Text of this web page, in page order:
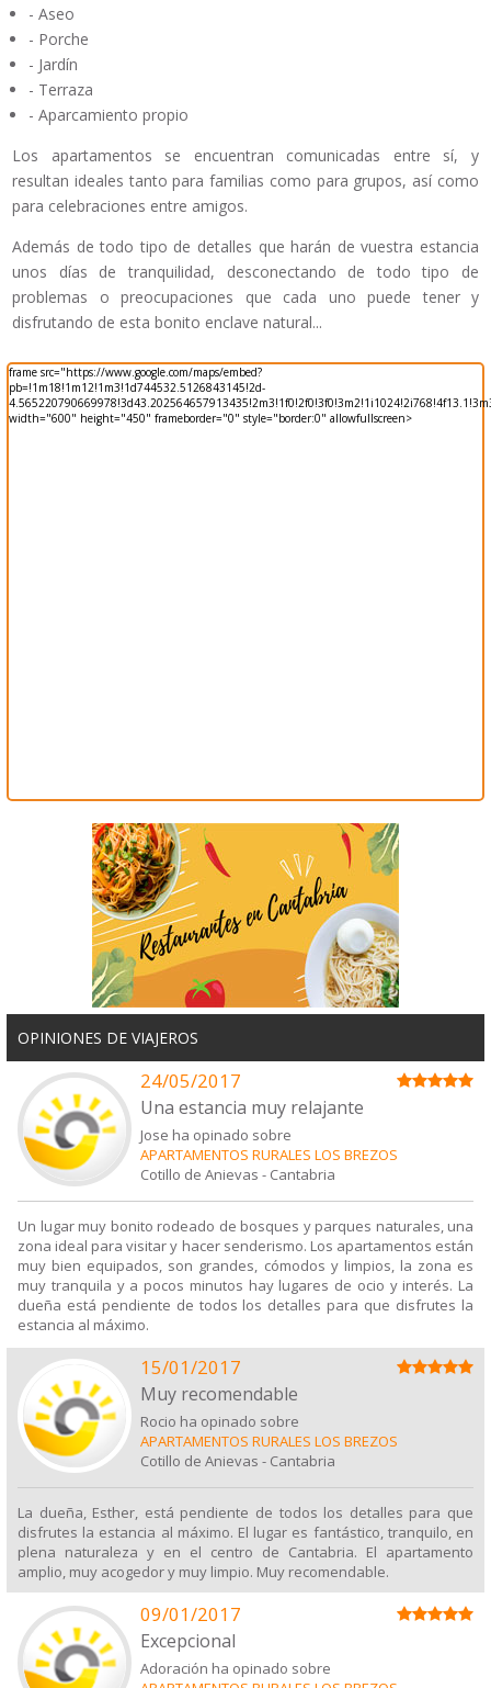
- Aseo
- Porche
- Jardín
- Terraza
- Aparcamiento propio
Los apartamentos se encuentran comunicadas entre sí, y
resultan ideales tanto para familias como para grupos, así como
para celebraciones entre amigos.
Además de todo tipo de detalles que harán de vuestra estancia
unos días de tranquilidad, desconectando de todo tipo de
problemas o preocupaciones que cada uno puede tener y
disfrutando de esta bonito enclave natural...
frame src="https://www.google.com/maps/embed?
pb=!1m18!1m12!1m3!1d744532.5126843145!2d-
width="600" height="450" frameborder="0" style="border:0" allowfullscreen>
OPINIONES DE VIAJEROS
24/05/2017
Una estancia muy relajante
Jose ha opinado sobre
APARTAMENTOS RURALES LOS BREZOS
Cotillo de Anievas - Cantabria
Un lugar muy bonito rodeado de bosques y parques naturales, una
zona ideal para visitar y hacer senderismo. Los apartamentos están
muy bien equipados, son grandes, cómodos y limpios, la zona es
muy tranquila y a pocos minutos hay lugares de ocio y interés. La
dueña está pendiente de todos los detalles para que disfrutes la
estancia al máximo.
15/01/2017
Muy recomendable
Rocio ha opinado sobre
APARTAMENTOS RURALES LOS BREZOS
Cotillo de Anievas - Cantabria
La dueña, Esther, está pendiente de todos los detalles para que
disfrutes la estancia al máximo. El lugar es fantástico, tranquilo, en
plena naturaleza y en el centro de Cantabria. El apartamento
amplio, muy acogedor y muy limpio. Muy recomendable.
09/01/2017
Excepcional
Adoración ha opinado sobre